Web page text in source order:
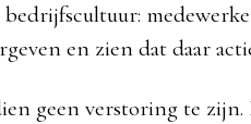
en zien dat daar
geen verstoring te zijn.